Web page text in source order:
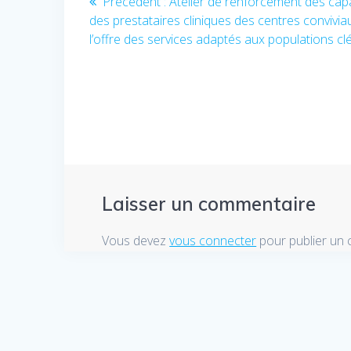
de
précédent
:
des prestataires cliniques des centres
l’offre des services adaptés aux populations
Laisser un commentaire
Vous devezvous connecter pour publier un